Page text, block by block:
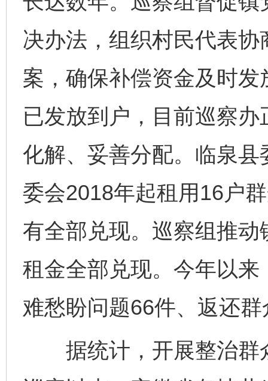
决办法，组织村民代表
案，确保补偿资金及时
已发放到户，目前巡察
化解、妥善分配。临泉
委会2018年起租用16户
有全部兑现。巡察组推
租金全部兑现。今年以
难愁盼问题66件、返还
据统计，开展整治群